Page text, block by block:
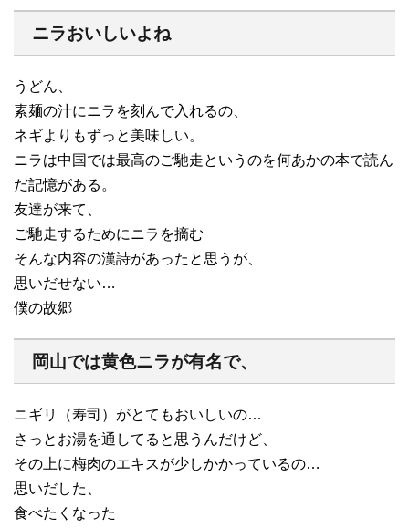
ニラおいしいよね
うどん、
素麺の汁にニラを刻んで入れるの、
ネギよりもずっと美味しい。
ニラは中国では最高のご馳走というのを何あかの本で読ん
だ記憶がある。
友達が来て、
ご馳走するためにニラを摘む
そんな内容の漢詩があったと思うが、
思いだせない…
僕の故郷
岡山では黄色ニラが有名で、
ニギリ（寿司）がとてもおいしいの…
さっとお湯を通してると思うんだけど、
その上に梅肉のエキスが少しかかっているの…
思いだした、
食べたくなった